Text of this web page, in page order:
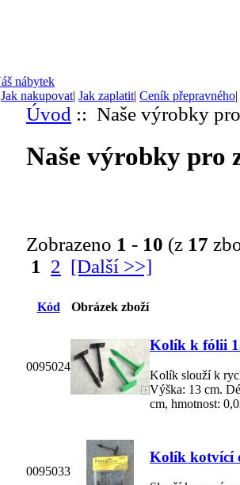
Jak nakupovat| Jak zaplatit| Ceník přepravného|
Úvod :: Naše výrobky
Naše výrobky pro
Zobrazeno 1 - 10 (z 17
1 2 [Další >>]
Kód Obrázek zboží
0095024
Kolík k fólii
Kolík slouží k
Výška: 13 cm.
cm, hmotnost:
0095033
Kolík kotvící